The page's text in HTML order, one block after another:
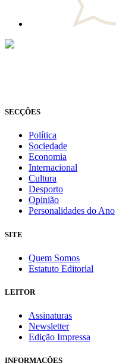
SECÇÕES
Política
Sociedade
Economia
Internacional
Cultura
Desporto
Opinião
Personalidades do Ano
SITE
Quem Somos
Estatuto Editorial
LEITOR
Assinaturas
Newsletter
Edição Impressa
INFORMAÇÕES